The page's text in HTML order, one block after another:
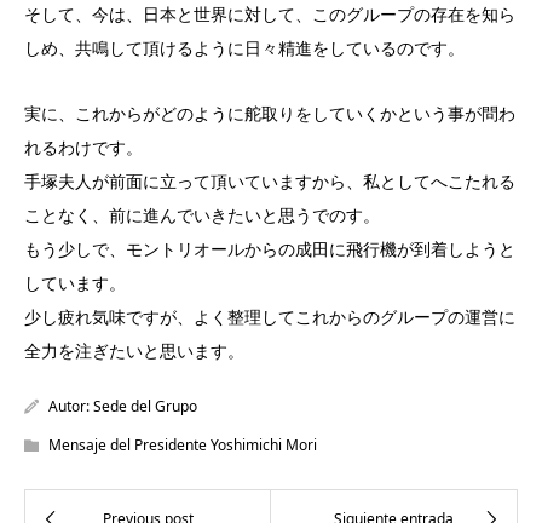
そして、今は、日本と世界に対して、このグループの存在を知ら
しめ、共鳴して頂けるように日々精進をしているのです。
実に、これからがどのように舵取りをしていくかという事が問わ
れるわけです。
手塚夫人が前面に立って頂いていますから、私としてへこたれる
ことなく、前に進んでいきたいと思うでのす。
もう少しで、モントリオールからの成田に飛行機が到着しようと
しています。
少し疲れ気味ですが、よく整理してこれからのグループの運営に
全力を注ぎたいと思います。
Autor:Sede del Grupo
Mensaje del Presidente Yoshimichi Mori